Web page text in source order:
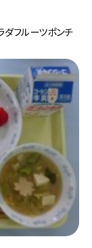
ダフルーツポンチ